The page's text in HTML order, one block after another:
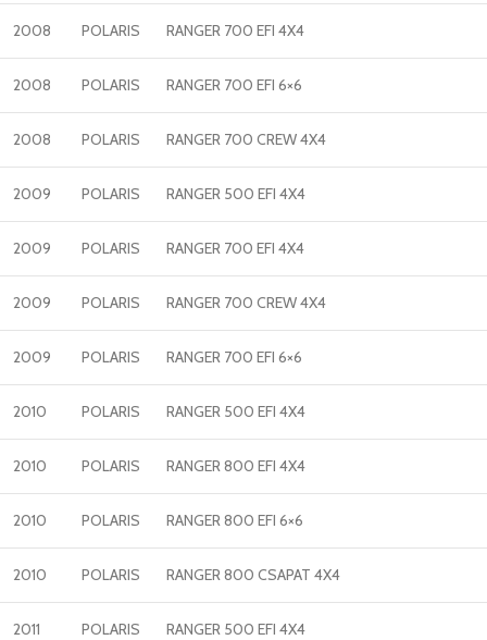
2008 POLARIS RANGER 700 EFI 4X4
2008 POLARIS RANGER 700 EFI 6×6
2008 POLARIS RANGER 700 CREW 4X4
2009 POLARIS RANGER 500 EFI 4X4
2009 POLARIS RANGER 700 EFI 4X4
2009 POLARIS RANGER 700 CREW 4X4
2009 POLARIS RANGER 700 EFI 6×6
2010 POLARIS RANGER 500 EFI 4X4
2010 POLARIS RANGER 800 EFI 4X4
2010 POLARIS RANGER 800 EFI 6×6
2010 POLARIS RANGER 800 CSAPAT 4X4
2011 POLARIS RANGER 500 EFI 4X4